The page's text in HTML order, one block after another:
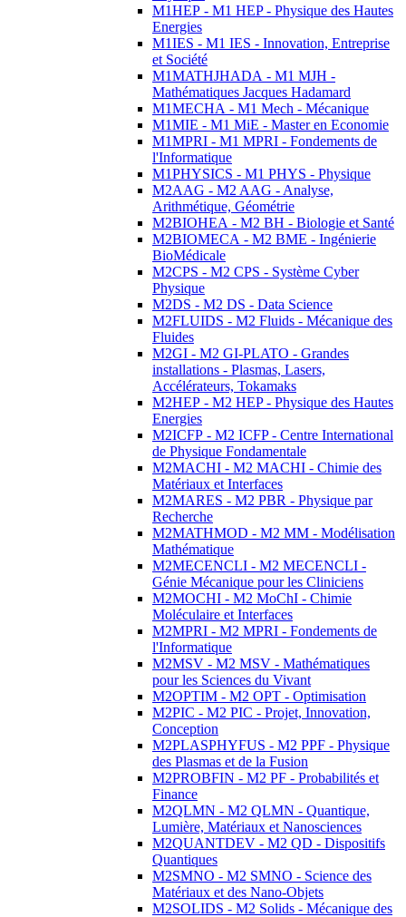
M1HEP - M1 HEP - Physique des Hautes
Energies
M1IES - M1 IES - Innovation, Entreprise
et Société
M1MATHJHADA - M1 MJH -
Mathématiques Jacques Hadamard
M1MECHA - M1 Mech - Mécanique
M1MIE - M1 MiE - Master en Economie
M1MPRI - M1 MPRI - Fondements de
l'Informatique
M1PHYSICS - M1 PHYS - Physique
M2AAG - M2 AAG - Analyse,
Arithmétique, Géométrie
M2BIOHEA - M2 BH - Biologie et Santé
M2BIOMECA - M2 BME - Ingénierie
BioMédicale
M2CPS - M2 CPS - Système Cyber
Physique
M2DS - M2 DS - Data Science
M2FLUIDS - M2 Fluids - Mécanique des
Fluides
M2GI - M2 GI-PLATO - Grandes
installations - Plasmas, Lasers,
Accélérateurs, Tokamaks
M2HEP - M2 HEP - Physique des Hautes
Energies
M2ICFP - M2 ICFP - Centre International
de Physique Fondamentale
M2MACHI - M2 MACHI - Chimie des
Matériaux et Interfaces
M2MARES - M2 PBR - Physique par
Recherche
M2MATHMOD - M2 MM - Modélisation
Mathématique
M2MECENCLI - M2 MECENCLI -
Génie Mécanique pour les Cliniciens
M2MOCHI - M2 MoChI - Chimie
Moléculaire et Interfaces
M2MPRI - M2 MPRI - Fondements de
l'Informatique
M2MSV - M2 MSV - Mathématiques
pour les Sciences du Vivant
M2OPTIM - M2 OPT - Optimisation
M2PIC - M2 PIC - Projet, Innovation,
Conception
M2PLASPHYFUS - M2 PPF - Physique
des Plasmas et de la Fusion
M2PROBFIN - M2 PF - Probabilités et
Finance
M2QLMN - M2 QLMN - Quantique,
Lumière, Matériaux et Nanosciences
M2QUANTDEV - M2 QD - Dispositifs
Quantiques
M2SMNO - M2 SMNO - Science des
Matériaux et des Nano-Objets
M2SOLIDS - M2 Solids - Mécanique des